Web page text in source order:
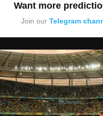
Want more
Join our Telegram